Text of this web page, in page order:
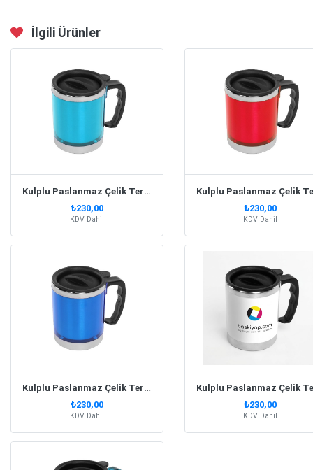
İlgili Ürünler
Kulplu Paslanmaz Çelik Termos Kupa 330 Ml – Turkuaz
₺230,00
KDV Dahil
₺230,00
KDV Dahil
Kulplu Paslanmaz Çelik Termos Kupa 330 Ml – Lacivert
₺230,00
KDV Dahil
₺230,00
KDV Dahil